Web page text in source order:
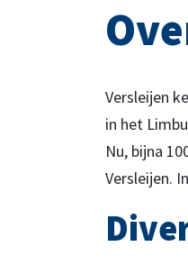
Versleijen
in het
Nu, bijna
Versleijen.
941